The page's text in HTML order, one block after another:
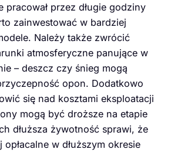
pracował przez długie godziny
zainwestować w bardziej
Należy także zwrócić
atmosferyczne panujące w
– deszcz czy śnieg mogą
opon. Dodatkowo
się nad kosztami eksploatacji
mogą być droższe na etapie
dłuższa żywotność sprawi, że
opłacalne w dłuższym okresie